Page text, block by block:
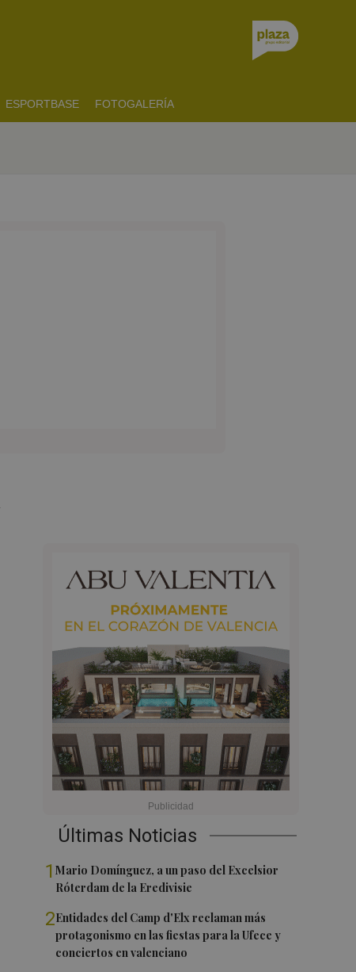
ESPORTBASE FOTOGALERÍA
Últimas Noticias
1Mario Domínguez, a un paso del Excelsior
Róterdam de la Eredivisie
2Entidades del Camp d'Elx reclaman más
protagonismo en las fiestas para la Ufece y
conciertos en valenciano